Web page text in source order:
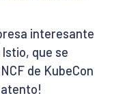
interesante
que se
de KubeCon